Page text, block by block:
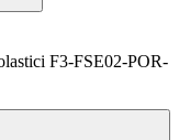
F3-FSE02-POR-